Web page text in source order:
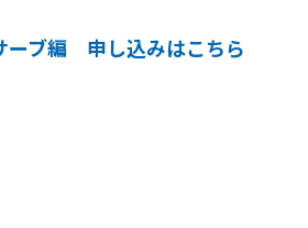
ーブ編 申し込みはこちら